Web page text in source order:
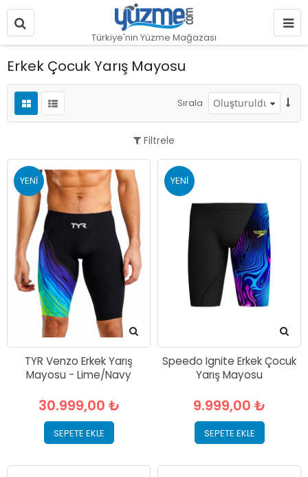
Türkiye'nin Yüzme Mağazası
Erkek Çocuk Yarış Mayosu
Sırala
Filtrele
YENI
TYR Venzo Erkek Yarış
Mayosu - Lime/Navy
30.999,00 ₺
SEPETE EKLE
YENI
Speedo Ignite Erkek Çocuk
Yarış Mayosu
9.999,00 ₺
SEPETE EKLE